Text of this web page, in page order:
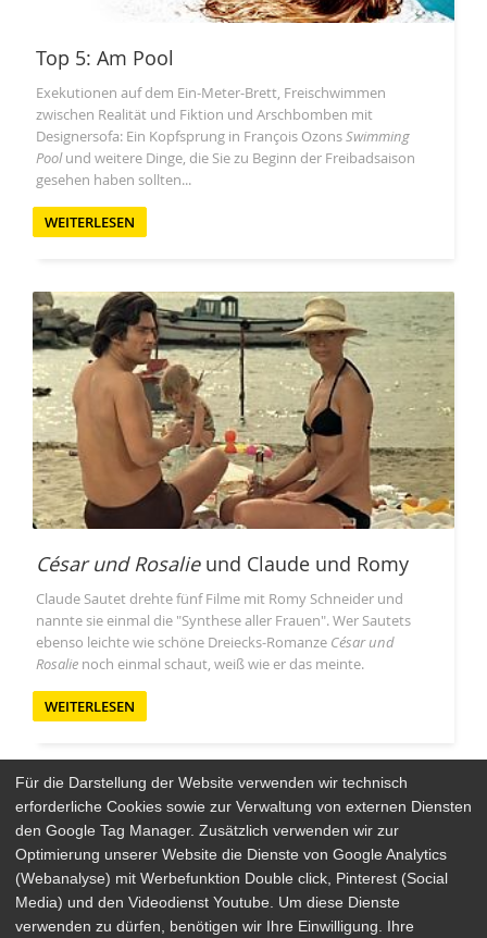
Top 5: Am Pool
Exekutionen auf dem Ein-Meter-Brett, Freischwimmen
zwischen Realität und Fiktion und Arschbomben mit
Designersofa: Ein Kopfsprung in François OzonsSwimming
Poolund weitere Dinge, die Sie zu Beginn der Freibadsaison
gesehen haben sollten...
WEITERLESEN
César und Rosalieund Claude und Romy
Claude Sautet drehte fünf Filme mit Romy Schneider und
nannte sie einmal die "Synthese aller Frauen". Wer Sautets
ebenso leichte wie schöne Dreiecks-Romanze César und
Rosalie noch einmal schaut, weiß wie er das meinte.
WEITERLESEN
Arthaus Stores
Social Media
Für die Darstellung der Website verwenden wir technisch
erforderliche Cookies sowie zur Verwaltung von externen Diensten
den Google Tag Manager. Zusätzlich verwenden wir zur
Optimierung unserer Website die Dienste von Google Analytics
(Webanalyse) mit Werbefunktion Double click, Pinterest (Social
Media) und den Videodienst Youtube. Um diese Dienste
verwenden zu dürfen, benötigen wir Ihre Einwilligung. Ihre